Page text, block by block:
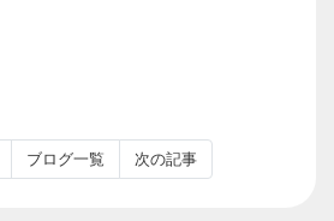
ブログ一覧 次の記事